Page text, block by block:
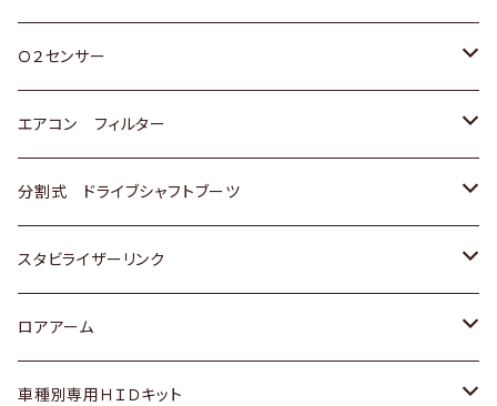
スバル
三菱
スバル
ダイハツ
マツダ
三菱
スバル
ダイハツ
三菱
スバル
ホンダ
スズキ
日産
いすゞ
ダイハツ
マツダ
Ｏ２センサー
トヨタ
ホンダ
スズキ
日産
ダイハツ
エアコン フィルター
トヨタ
ホンダ
スズキ
日産
分割式 ドライブシャフトブーツ
トヨタ
ホンダ
スズキ
スタビライザーリンク
トヨタ
ホンダ
ロアアーム
ホンダ
車種別専用ＨＩＤキット